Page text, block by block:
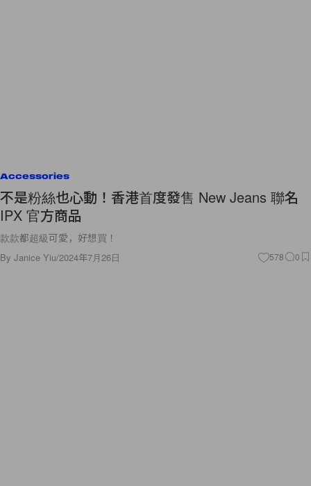
Accessories
不是粉絲也心動！香港首度發售 New Jeans 聯名
IPX 官方商品
款款都超級可愛，好想買！
By Janice Yiu/2024年7月26日 578 0